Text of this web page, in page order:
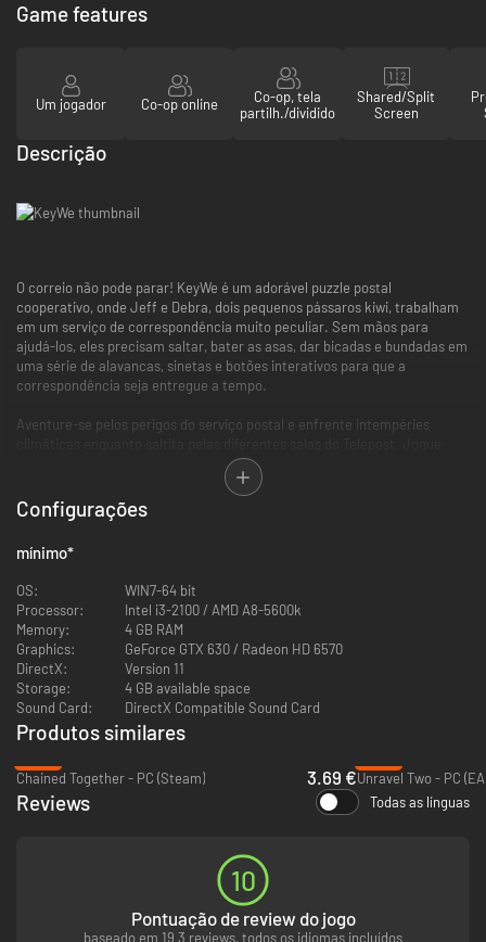
Game features
Um jogador Co-op online
Co-op, tela
partilh./dividido
Shared/Split
Screen
Descrição
O correio não pode parar! KeyWe é um adorável puzzle postal
cooperativo, onde Jeff e Debra, dois pequenos pássaros kiwi, trabalham
em um serviço de correspondência muito peculiar. Sem mãos para
ajudá-los, eles precisam saltar, bater as asas, dar bicadas e bundadas em
uma série de alavancas, sinetas e botões interativos para que a
correspondência seja entregue a tempo.
Aventure-se pelos perigos do serviço postal e enfrente intempéries
com um amigo para ajudar estes adoráveis kiwis a cumprirem as tarefas,
faça chuva ou faça sol. Desbloqueie novos acessórios para personalizar
seu kiwi e torne-se o pássaro mensageiro mais estiloso de Bungalow
Basin.
– Você é um pássaro kiwi que trabalha no
serviço postal. Jogue com um amigo para digitar telegramas, enviar
mensagens urgentes, despachar pacotes e manter tudo em andamento.
Configurações
mínimo*
OS:
WIN7-64 bit
Processor:
Intel i3-2100 / AMD A8-5600k
Memory:
4 GB RAM
Graphics:
GeForce GTX 630 / Radeon HD 6570
DirectX:
Version 11
Storage:
4 GB available space
Sound Card:
DirectX Compatible Sound Card
Produtos similares
Chained Together - PC (Steam)
3.69 €Unravel Two - PC
Reviews Todas as línguas
10
Pontuação de review do jogo
baseado em 19 3 reviews, todos os idiomas incluídos